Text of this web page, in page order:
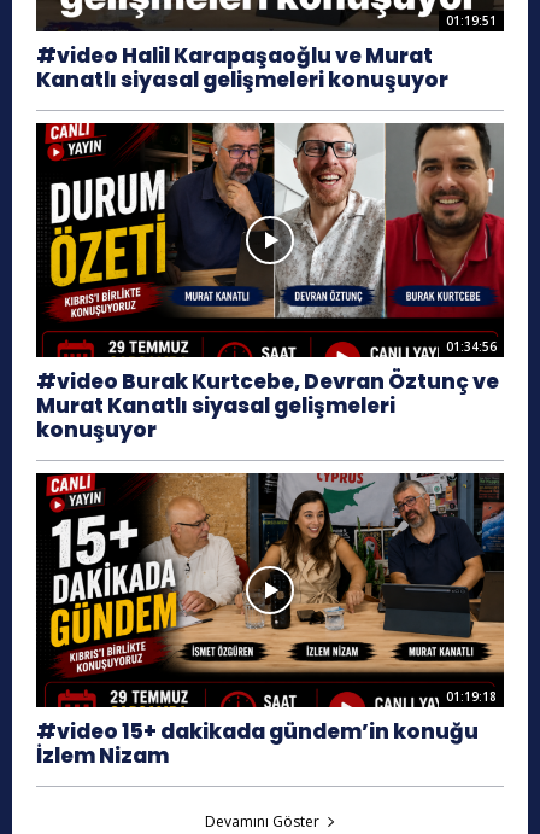
01:19:51
#video Halil Karapaşaoğlu ve Murat
Kanatlı siyasal gelişmeleri konuşuyor
01:34:56
#video Burak Kurtcebe, Devran Öztunç ve
Murat Kanatlı siyasal gelişmeleri
konuşuyor
01:19:18
#video 15+ dakikada gündem’in konuğu
İzlem Nizam
Devamını Göster